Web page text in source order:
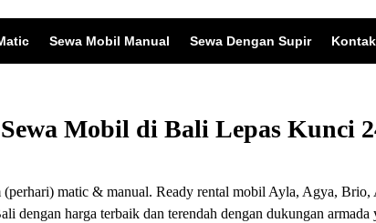
Sewa Mobil Manual Sewa Dengan Supir Kontak
Mobil di Bali Lepas Kunci
matic & manual. Ready rental mobil Ayla, Agya,
dengan harga terbaik dan terendah dengan dukungan armada